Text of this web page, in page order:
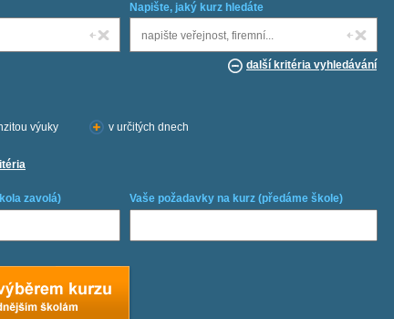
Napište, jaký kurz hledáte
další kritéria vyhledávání
výuky v určitých dnech
zavolá) Vaše požadavky na kurz (předáme škole)